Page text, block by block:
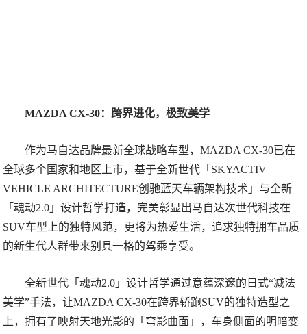
MAZDA CX-30：跨界进化，极致美学
作为马自达品牌最新全球战略车型，MAZDA CX-30已在
全球多个国家和地区上市，基于全新世代「SKYACTIV
VEHICLE ARCHITECTURE创驰蓝天⻋辆架构技术」与全新
「魂动2.0」设计哲学打造，完美彰显出马自达次世代科技在
SUV车型上的独特风范，更将为热爱生活，追求独特拥车品质
的新生代人群带来别具一格的驾乘享受。
全新世代「魂动2.0」设计哲学通过意蕴深邃的日式“减法
美学”手法，让MAZDA CX-30在跨界轿跑SUV的独特造型之
上，拥有了映射天地光影的「穹影曲面」，车身侧面的明暗变